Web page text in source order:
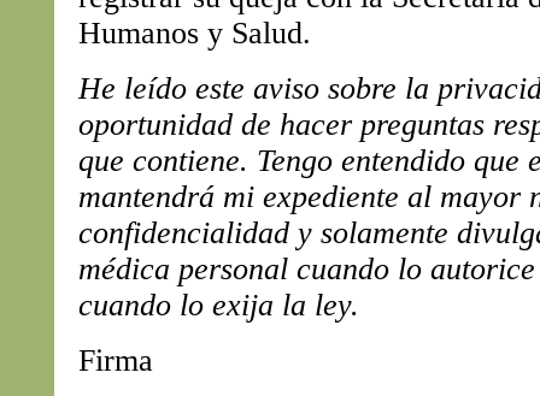
Humanos y Salud.
He leído este aviso sobre la
oportunidad de hacer preguntas
que contiene. Tengo entendido
mantendrá mi expediente al mayor
confidencialidad y solamente
médica personal cuando lo
cuando lo exija la ley.
Firma